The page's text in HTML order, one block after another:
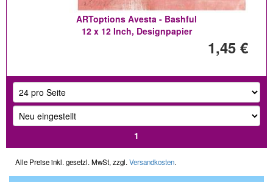
ARToptions Avesta - Bashful
12 x 12 Inch, Designpapier
1,45 €
1
Alle Preise inkl. gesetzl. MwSt, zzgl. Versandkosten.